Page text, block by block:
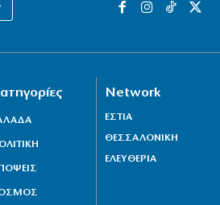
Network
ΕΣΤΙΑ
ΘΕΣΣΑΛΟΝΙΚΗ
ΕΛΕΥΘΕΡΙΑ